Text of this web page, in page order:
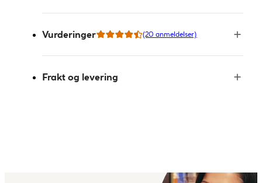
Vurderinger (20 anmeldelser)
Frakt og levering